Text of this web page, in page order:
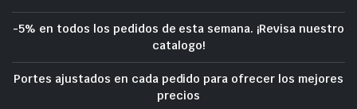
-5% en todos los pedidos de esta semana. ¡Revisa nuestro
catalogo!
Portes ajustados en cada pedido para ofrecer los mejores
precios